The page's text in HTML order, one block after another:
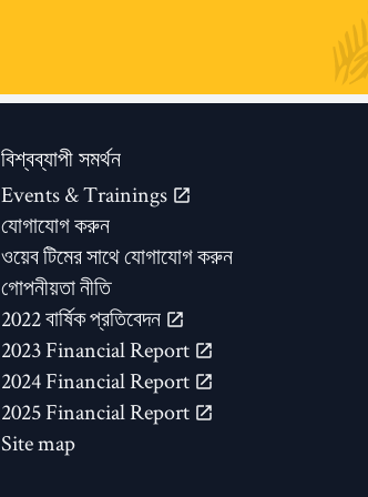
বিশ্বব্যাপী সমর্থন
Events & Trainings
যোগাযোগ করুন
ওয়েব টিমের সাথে যোগাযোগ করুন
গোপনীয়তা নীতি
2022 বার্ষিক প্রতিবেদন
2023 Financial Report
2024 Financial Report
2025 Financial Report
Site map